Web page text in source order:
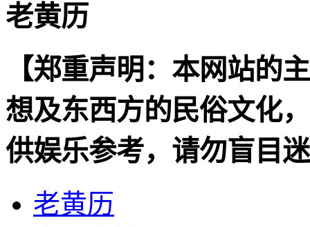
老黄历
【郑重声明：本网站的
想及东西方的民俗文化
供娱乐参考，请勿盲目
老黄历